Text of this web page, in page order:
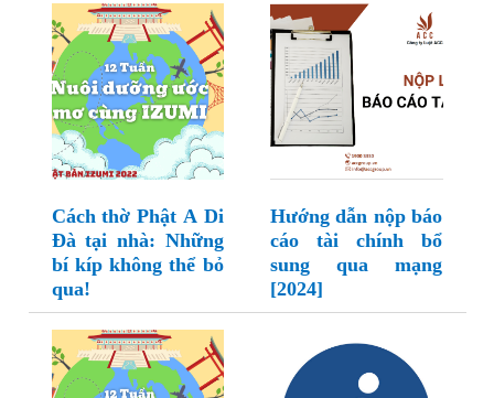
Cách thờ Phật A Di
Đà tại nhà: Những
bí kíp không thể bỏ
qua!
Hướng dẫn nộp báo
cáo tài chính bổ
sung qua mạng
[2024]